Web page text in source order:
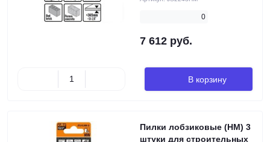
0
7 612 руб.
В корзину
Пилки лобзиковые (HM) 3
штуки для строительных